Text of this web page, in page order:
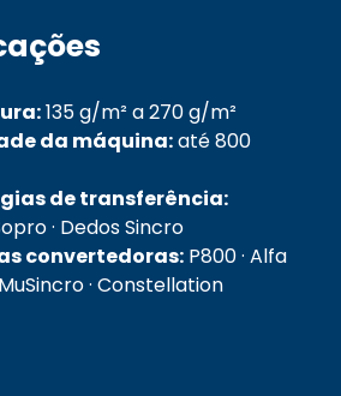
135 g/m² a 270 g/m²
da máquina:até 800
de transferência:
· Dedos Sincro
convertedoras: P800 · Alfa
MuSincro · Constellation